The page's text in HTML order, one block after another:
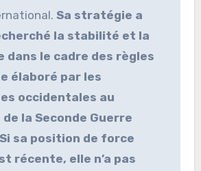
Sa stratégie a
la stabilité et la
dans le cadre des règles
élaboré par les
occidentales au
la Seconde Guerre
sa position de force
récente, elle n’a pas